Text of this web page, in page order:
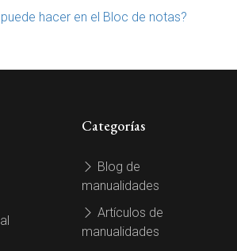
hacer en el Bloc de notas?
Categorías
Blog de
manualidades
Artículos de
manualidades